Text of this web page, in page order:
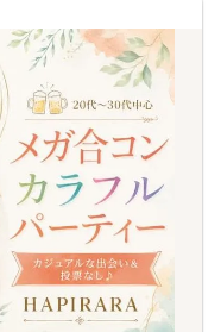
ンアルカクテル・カクテ
す♪
上、お申込み願います。
、ご理解をお願いします。
干変更する場合がありま